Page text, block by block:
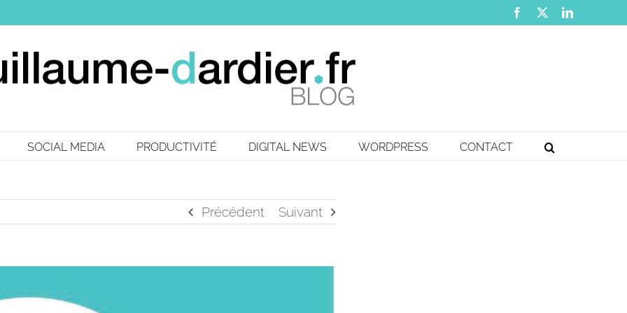
Facebook
X LinkedIn
SOCIAL MEDIA PRODUCTIVITÉ DIGITAL NEWS WORDPRESS CONTACT
Précédent Suivant